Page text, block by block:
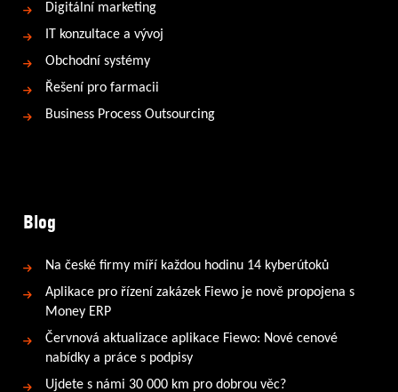
Digitální marketing
IT konzultace a vývoj
Obchodní systémy
Řešení pro farmacii
Business Process Outsourcing
Blog
Na české firmy míří každou hodinu 14 kyberútoků
Aplikace pro řízení zakázek Fiewo je nově propojena s
Money ERP
Červnová aktualizace aplikace Fiewo: Nové cenové
nabídky a práce s podpisy
Ujdete s námi 30 000 km pro dobrou věc?